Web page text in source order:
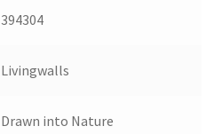
394304
Livingwalls
Drawn into Nature